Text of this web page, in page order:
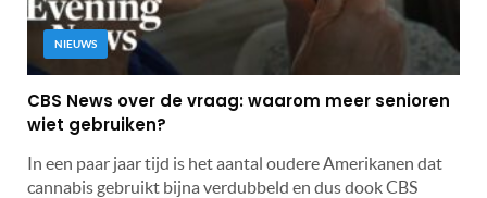
NIEUWS
CBS News over de vraag: waarom meer senioren
wiet gebruiken?
In een paar jaar tijd is het aantal oudere Amerikanen dat
cannabis gebruikt bijna verdubbeld en dus dook CBS